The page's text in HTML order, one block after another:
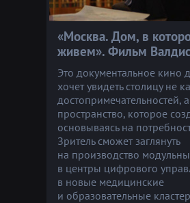
«Mосква. Дом, в
живем». Фильм
Это документальное кино
хочет увидеть столицу не
достопримечательностей,
пространство, которое
основываясь на
Зритель сможет заглянуть
на производство
в центры цифрового
в новые медицинские
и образовательные